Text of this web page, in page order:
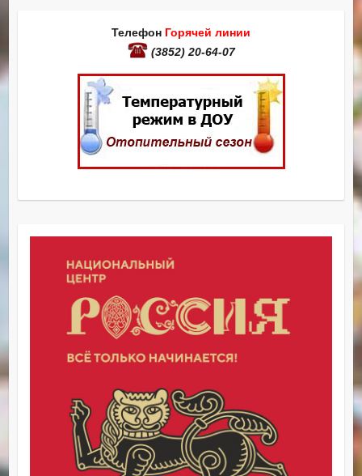
Телефон Горячей линии
(3852) 20-64-07